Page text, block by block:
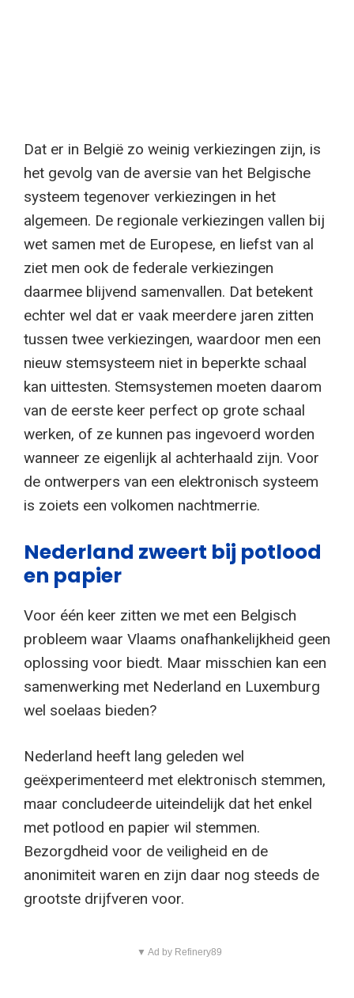
Dat er in België zo weinig verkiezingen zijn, is
het gevolg van de aversie van het Belgische
systeem tegenover verkiezingen in het
algemeen. De regionale verkiezingen vallen bij
wet samen met de Europese, en liefst van al
ziet men ook de federale verkiezingen
daarmee blijvend samenvallen. Dat betekent
echter wel dat er vaak meerdere jaren zitten
tussen twee verkiezingen, waardoor men een
nieuw stemsysteem niet in beperkte schaal
kan uittesten. Stemsystemen moeten daarom
van de eerste keer perfect op grote schaal
werken, of ze kunnen pas ingevoerd worden
wanneer ze eigenlijk al achterhaald zijn. Voor
de ontwerpers van een elektronisch systeem
is zoiets een volkomen nachtmerrie.
Nederland zweert bij potlood
en papier
Voor één keer zitten we met een Belgisch
probleem waar Vlaams onafhankelijkheid geen
oplossing voor biedt. Maar misschien kan een
samenwerking met Nederland en Luxemburg
wel soelaas bieden?
Nederland heeft lang geleden wel
geëxperimenteerd met elektronisch stemmen,
maar concludeerde uiteindelijk dat het enkel
met potlood en papier wil stemmen.
Bezorgdheid voor de veiligheid en de
anonimiteit waren en zijn daar nog steeds de
grootste drijfveren voor.
▼ Ad by Refinery89